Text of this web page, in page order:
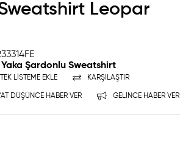
Leopar
Şardonlu Sweatshirt
LISTEME EKLE KARŞILAŞTIR
DÜŞÜNCE HABER VER GELINCE HABER VER